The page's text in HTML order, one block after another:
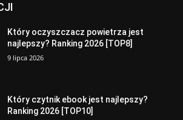
Który oczyszczacz powietrza jest
najlepszy? Ranking 2026 [TOP8]
9 lipca 2026
Który czytnik ebook jest najlepszy?
Ranking 2026 [TOP10]